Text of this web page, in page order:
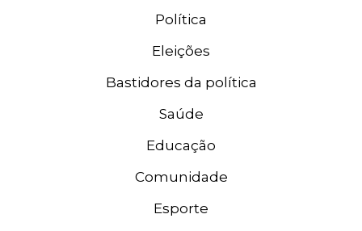
Política
Eleições
Bastidores da política
Saúde
Educação
Comunidade
Esporte